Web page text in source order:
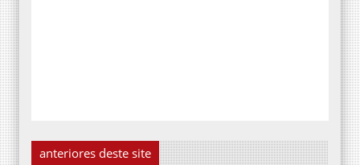
anteriores deste site